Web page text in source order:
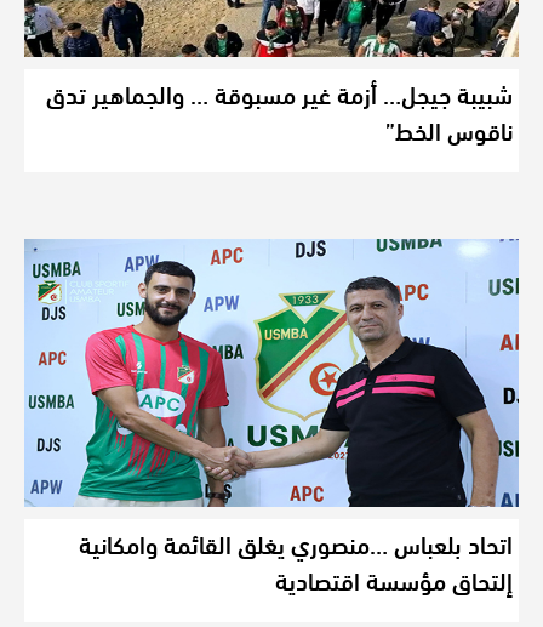
شبيبة جيجل… أزمة غير مسبوقة … والجماهير تدق
ناقوس الخط”
اتحاد بلعباس …منصوري يغلق القائمة وامكانية
إلتحاق مؤسسة اقتصادية